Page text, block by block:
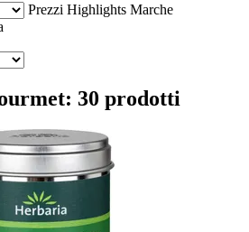
Prezzi Highlights Marche
30 prodotti